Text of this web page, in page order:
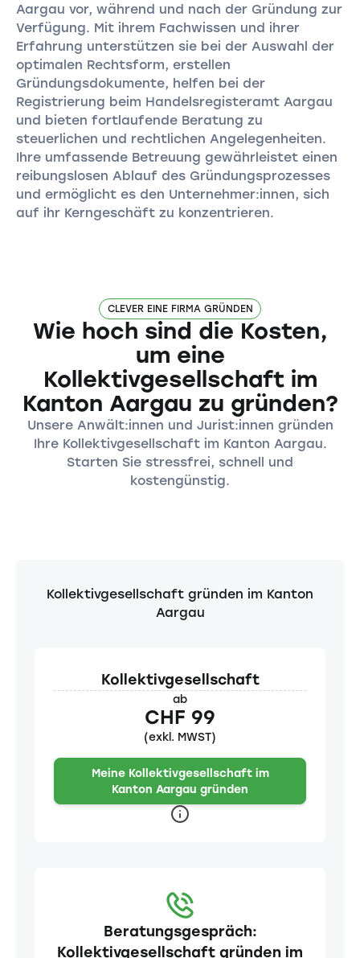
Aargau vor, während und nach der Gründung zur
Verfügung. Mit ihrem Fachwissen und ihrer
Erfahrung unterstützen sie bei der Auswahl der
optimalen Rechtsform, erstellen
Gründungsdokumente, helfen bei der
Registrierung beim Handelsregisteramt Aargau
und bieten fortlaufende Beratung zu
steuerlichen und rechtlichen Angelegenheiten.
Ihre umfassende Betreuung gewährleistet einen
reibungslosen Ablauf des Gründungsprozesses
und ermöglicht es den Unternehmer:innen, sich
auf ihr Kerngeschäft zu konzentrieren.
CLEVER EINE FIRMA GRÜNDEN
Wie hoch sind die Kosten,
um eine
Kollektivgesellschaft im
Kanton Aargau zu gründen?
Unsere Anwält:innen und Jurist:innen gründen
Ihre Kollektivgesellschaft im Kanton Aargau.
Starten Sie stressfrei, schnell und
kostengünstig.
Kollektivgesellschaft gründen im Kanton
Aargau
Kollektivgesellschaft
ab
CHF 99
(exkl. MWST)
Meine Kollektivgesellschaft im
Kanton Aargau gründen
Beratungsgespräch:
Kollektivgesellschaft gründen im